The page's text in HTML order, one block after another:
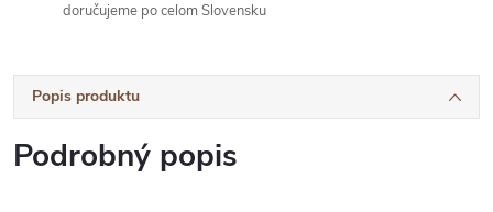
doručujeme po celom Slovensku
Popis produktu
Podrobný popis